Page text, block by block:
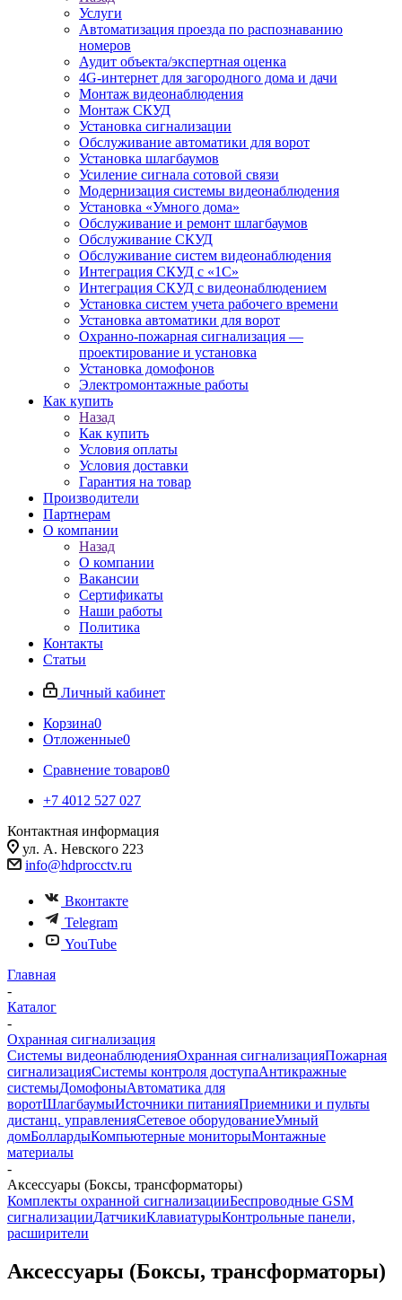
Услуги
Автоматизация проезда по распознаванию
номеров
Аудит объекта/экспертная оценка
4G-интернет для загородного дома и дачи
Монтаж видеонаблюдения
Монтаж СКУД
Установка сигнализации
Обслуживание автоматики для ворот
Установка шлагбаумов
Усиление сигнала сотовой связи
Модернизация системы видеонаблюдения
Установка «Умного дома»
Обслуживание и ремонт шлагбаумов
Обслуживание СКУД
Обслуживание систем видеонаблюдения
Интеграция СКУД с «1С»
Интеграция СКУД с видеонаблюдением
Установка систем учета рабочего времени
Установка автоматики для ворот
Охранно-пожарная сигнализация —
проектирование и установка
Установка домофонов
Электромонтажные работы
Как купить
Назад
Как купить
Условия оплаты
Условия доставки
Гарантия на товар
Производители
Партнерам
О компании
Назад
О компании
Вакансии
Сертификаты
Наши работы
Политика
Контакты
Статьи
Личный кабинет
Корзина0
Отложенные0
Сравнение товаров0
+7 4012 527 027
Контактная информация
ул. А. Невского 223
info@hdprocctv.ru
Вконтакте
Telegram
YouTube
Главная
-
Каталог
-
Охранная сигнализация
Системы видеонаблюденияОхранная сигнализацияПожарная
сигнализацияСистемы контроля доступаАнтикражные
системыДомофоныАвтоматика для
воротШлагбаумыИсточники питанияПриемники и пульты
дистанц. управленияСетевое оборудованиеУмный
домБоллардыКомпьютерные мониторыМонтажные
материалы
-
Аксессуары (Боксы, трансформаторы)
Комплекты охранной сигнализацииБеспроводные GSM
сигнализацииДатчикиКлавиатурыКонтрольные панели,
расширители
Аксессуары (Боксы, трансформаторы)